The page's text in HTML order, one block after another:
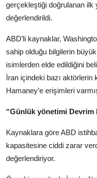
gerçekleştiği doğrulanan
değerlendirildi.
ABD’li kaynaklar,
sahip olduğu bilgilerin
isimlerden elde edildiğini
İran içindeki bazı
Hamaney’e erişimleri
“Günlük yönetimi Devrim
Kaynaklara göre ABD
kapasitesine ciddi zarar
değerlendiriyor.